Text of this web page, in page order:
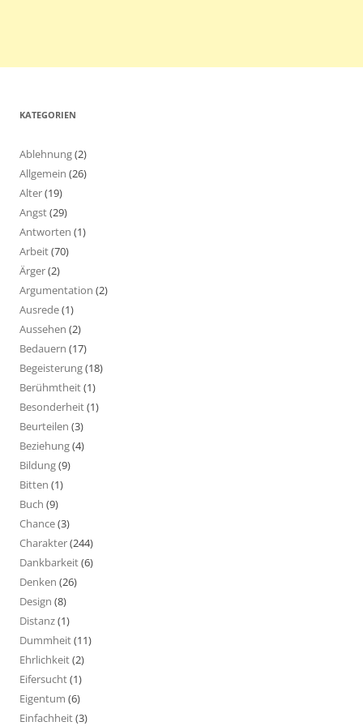
KATEGORIEN
Ablehnung(2)
Allgemein (26)
Alter(19)
Angst(29)
Antworten (1)
Arbeit(70)
Ärger(2)
Argumentation (2)
Ausrede(1)
Aussehen (2)
Bedauern (17)
Begeisterung(18)
Berühmtheit(1)
Besonderheit(1)
Beurteilen (3)
Beziehung(4)
Bildung(9)
Bitten (1)
Buch (9)
Chance(3)
Charakter(244)
Dankbarkeit(6)
Denken (26)
Design (8)
Distanz(1)
Dummheit(11)
Ehrlichkeit(2)
Eifersucht(1)
Eigentum (6)
Einfachheit(3)